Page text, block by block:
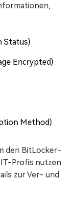
Status)
Encrypted)
Method)
den BitLocker-
Profis nutzen
zur Ver- und